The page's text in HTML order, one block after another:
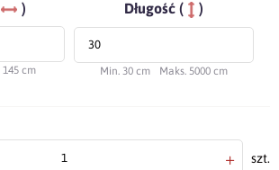
)
145 cm
Długość ( )
Min. 30 cm Maks. 5000 cm
+ szt.